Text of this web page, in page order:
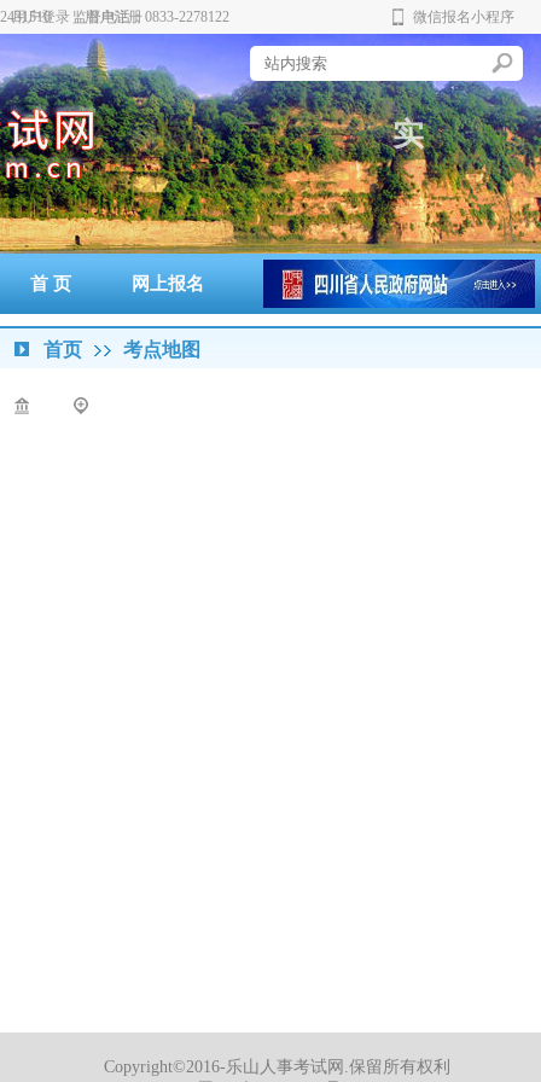
用户登录 用户注册
监督电话：0833-2278122 微信报名小程序
科 威 实
首 页 网上报名 准考证打印 通知书打印
成绩查询 政策法规
首页 考点地图
Copyright©2016-乐山人事考试网.保留所有权利